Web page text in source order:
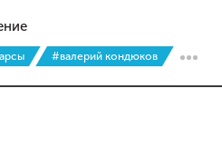
#валерий кондюков